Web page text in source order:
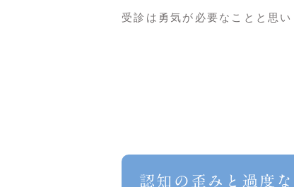
受診は勇気が必要なことと思
認知の歪みと過度